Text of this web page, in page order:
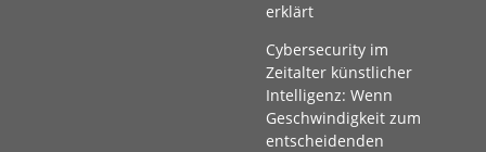
erklärt
Cybersecurity im
Zeitalter künstlicher
Intelligenz: Wenn
Geschwindigkeit zum
entscheidenden